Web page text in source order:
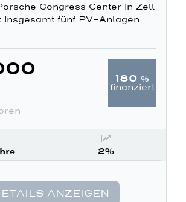
Congress Center in Zell
insgesamt fünf PV-Anlagen
180 %
finanziert
2%
ANZEIGEN